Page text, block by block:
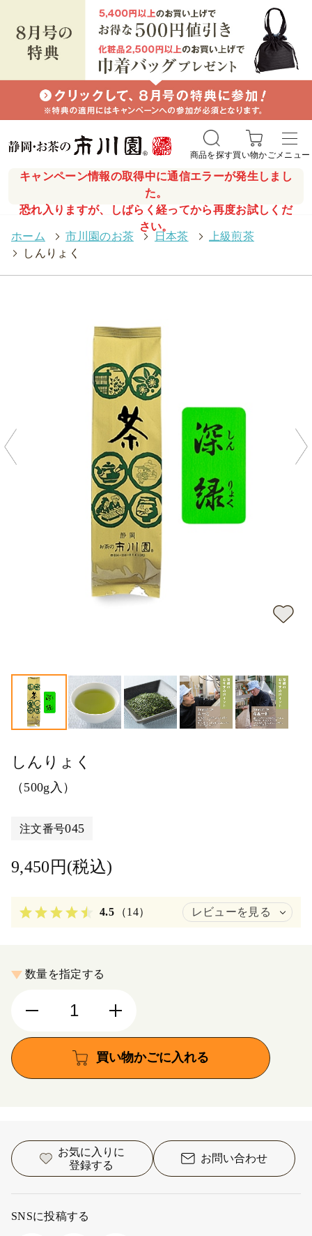
キャンペーン情報の取得中に通信エラーが発生しまし
た。
恐れ入りますが、しばらく経ってから再度お試しくだ
さい。
商品を探す買い物かごメニュー
ホーム > 市川園のお茶 > 日本茶 >
上級煎茶
>
しんりょく
しんりょく
（500g入）
注文番号045
9,450円(税込)
4.5 （14） レビューを見る
数量を指定する
買い物かごに入れる
お気に入りに
登録する
お問い合わせ
SNSに投稿する